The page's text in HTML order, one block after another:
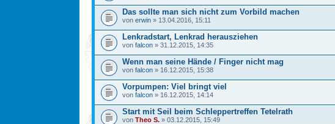
Das sollte man sich nicht zum Vorbild machen
von erwin » 13.04.2016, 15:11
Lenkradstart, Lenkrad herausziehen
von falcon » 31.12.2015, 14:35
Wenn man seine Hände / Finger nicht mag
von falcon » 16.12.2015, 15:38
Vorpumpen: Viel bringt viel
von falcon » 16.12.2015, 14:14
Start mit Seil beim Schleppertreffen Tetelrath
von Theo S. » 03.12.2015, 15:49